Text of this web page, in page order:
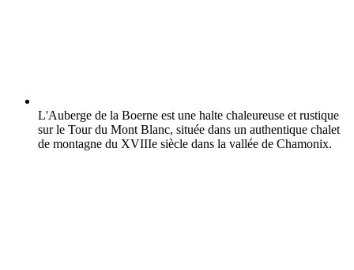
L'Auberge de la Boerne est une halte chaleureuse et rustique
sur le Tour du Mont Blanc, située dans un authentique chalet
de montagne du XVIIIe siècle dans la vallée de Chamonix.